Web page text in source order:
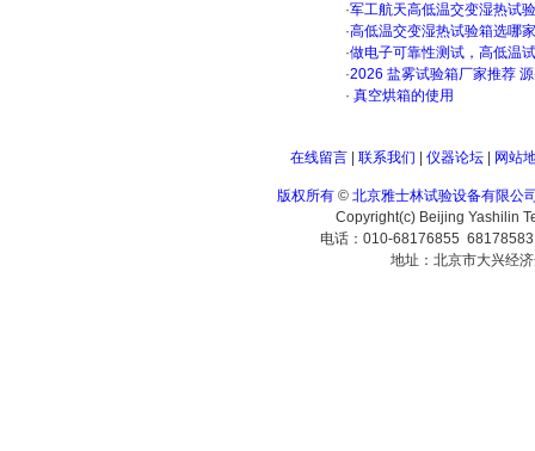
·军工航天高低温交变湿热试
·高低温交变湿热试验箱选哪
·做电子可靠性测试，高低温
·2026 盐雾试验箱厂家推荐
· 真空烘箱的使用
在线留言| 联系我们 仪器论坛| 网站
版权所有 © 北京雅士林试验设备有限公
Copyright(c) Beijing Yashilin
电话：010-68176855
地址：北京市大兴经